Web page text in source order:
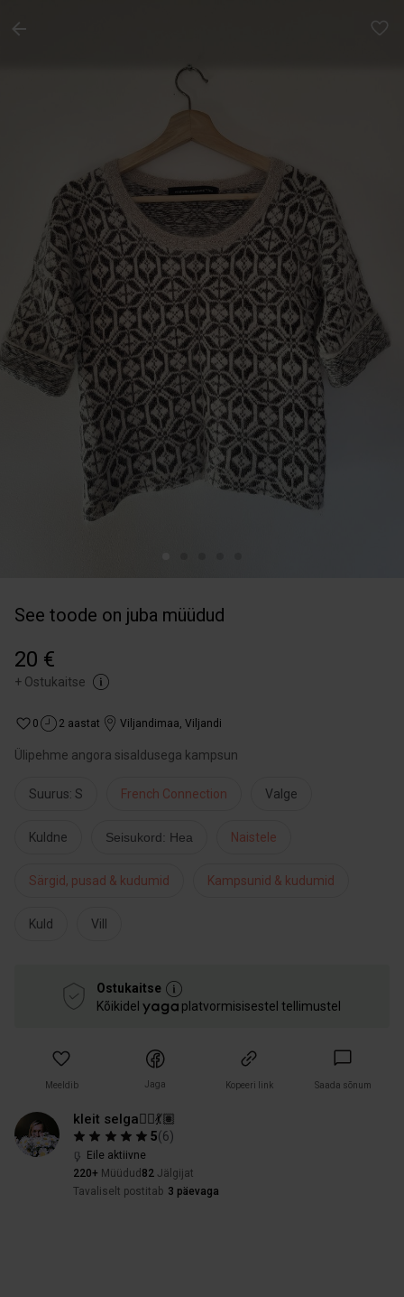
See toode on juba müüdud
20 €
+ Ostukaitse
0 2 aastat Viljandimaa, Viljandi
Ülipehme angora sisaldusega kampsun
Suurus: S French Connection Valge
Kuldne Seisukord: Hea Naistele
Särgid, pusad & kudumid Kampsunid & kudumid
Kuld Vill
Ostukaitse
Kõikidel
platvormisisestel tellimustel
Meeldib Jaga Kopeeri link Saada sõnum
kleit selga🧞‍♀️💃🏽
5(6)
Eile aktiivne
220+ Müüdud 82 Jälgijat
Tavaliselt postitab 3 päevaga